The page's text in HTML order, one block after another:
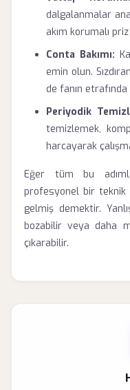
dalgalanmalar
akım korumalı
Conta Bakımı:
emin olun.
de fanın
Periyodik
temizlemek,
harcayarak
Eğer tüm bu
profesyonel bir teknik
gelmiş demektir.
bozabilir veya daha
çıkarabilir.